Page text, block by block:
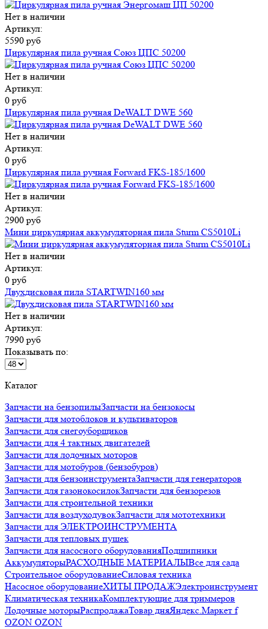
Нет в наличии
Артикул:
5590 руб
Циркулярная пила ручная Союз ЦПС 50200
Нет в наличии
Артикул:
0 руб
Циркулярная пила ручная DeWALT DWE 560
Нет в наличии
Артикул:
0 руб
Циркулярная пила ручная Forward FKS-185/1600
Нет в наличии
Артикул:
2900 руб
Мини циркулярная аккумуляторная пила Sturm CS5010Li
Нет в наличии
Артикул:
0 руб
Двухдисковая пила STARTWIN160 мм
Нет в наличии
Артикул:
7990 руб
Показывать по:
Каталог
Запчасти на бензопилыЗапчасти на бензокосы
Запчасти для мотоблоков и культиваторов
Запчасти для снегоуборщиков
Запчасти для 4 тактных двигателей
Запчасти для лодочных моторов
Запчасти для мотобуров (бензобуров)
Запчасти для бензоинструментаЗапчасти для генераторов
Запчасти для газонокосилокЗапчасти для бензорезов
Запчасти для строительной техники
Запчасти для воздуходувокЗапчасти для мототехники
Запчасти для ЭЛЕКТРОИНСТРУМЕНТА
Запчасти для тепловых пушек
Запчасти для насосного оборудованияПодшипники
АккумуляторыРАСХОДНЫЕ МАТЕРИАЛЫВсе для сада
Строительное оборудованиеСиловая техника
Насосное оборудованиеХИТЫ ПРОДАЖЭлектроинструмент
Климатическая техникаКомплектующие для триммеров
Лодочные моторыРаспродажаТовар дняЯндекс.Маркет f
OZON OZON